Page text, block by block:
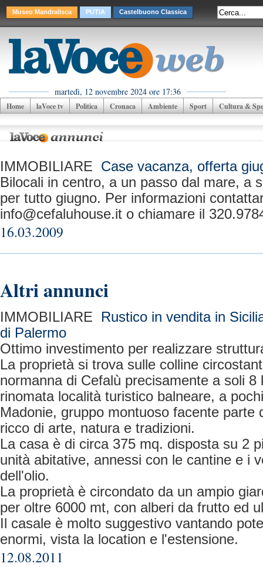
Museo Mandralisca PUTIA Castelbuono Classica
martedì, 12 novembre 2024 ore 17:36
Home laVoce tv Politica Cronaca Ambiente Sport Cultura &
IMMOBILIARE Case vacanza, offerta
Bilocali in centro, a un passo dal mare, a
per tutto giugno. Per informazioni
info@cefaluhouse.it o chiamare il
16.03.2009
Altri annunci
IMMOBILIARE Rustico in vendita in
di Palermo
Ottimo investimento per realizzare
La proprietà si trova sulle colline
normanna di Cefalù precisamente a soli 8
rinomata località turistico balneare, a
Madonie, gruppo montuoso facente parte
ricco di arte, natura e tradizioni.
La casa è di circa 375 mq. disposta su 2
unità abitative, annessi con le cantine e i
dell'olio.
La proprietà è circondato da un ampio
per oltre 6000 mt, con alberi da frutto ed
Il casale è molto suggestivo vantando
enormi, vista la location e l'estensione.
12.08.2011